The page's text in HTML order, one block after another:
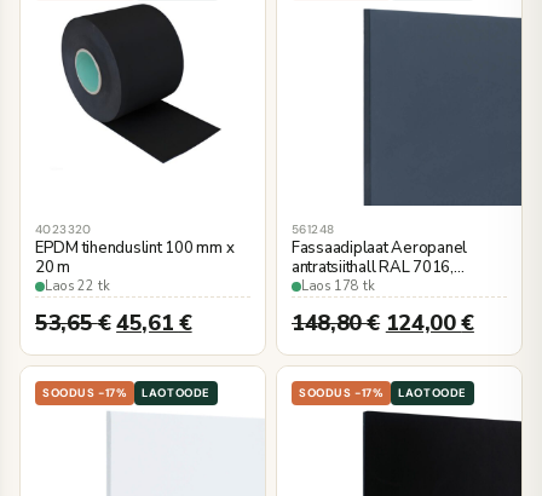
4023320
EPDM tihenduslint 100 mm x
20 m
Laos 22 tk
53,65€45,61 €
561248
Fassaadiplaat Aeropanel
antratsiithall RAL 7016,
3000×1200 mm, kalibreeritud
Laos 178 tk
148,80€ 124,00€
SOODUS -17% LAOTOODE SOODUS -17% LAOTOODE